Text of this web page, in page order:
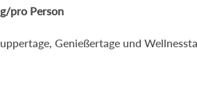
pro Person
Genießertage und